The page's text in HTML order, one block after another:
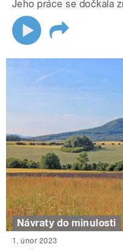
Jeho práce se dočkala
Návraty do minulosti
1. únor 2023